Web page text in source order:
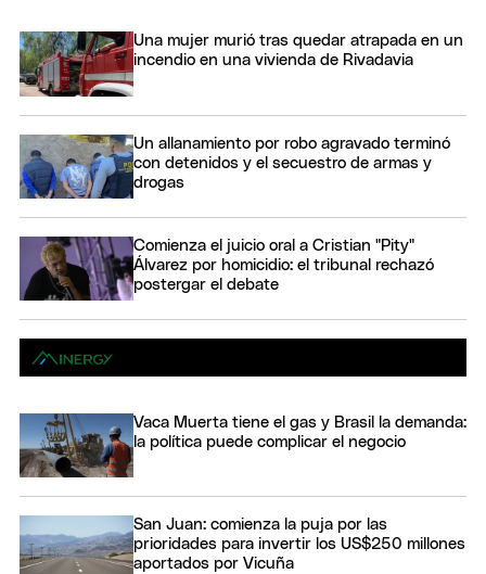
Una mujer murió tras quedar atrapada en un
incendio en una vivienda de Rivadavia
Un allanamiento por robo agravado terminó
con detenidos y el secuestro de armas y
drogas
Comienza el juicio oral a Cristian "Pity"
Álvarez por homicidio: el tribunal rechazó
postergar el debate
Vaca Muerta tiene el gas y Brasil la demanda:
la política puede complicar el negocio
San Juan: comienza la puja por las
prioridades para invertir los US$250 millones
aportados por Vicuña